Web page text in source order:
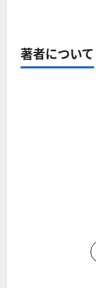
著者について